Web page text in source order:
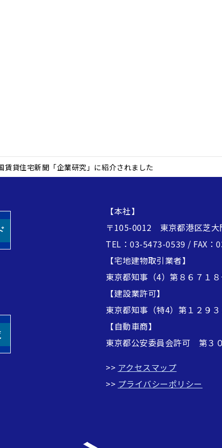
賃貸住宅新聞「企業研究」に紹介されました
【本社】
〒105-0012 東京都港区芝大
TEL：03-5473-0539 / FAX：
【宅地建物取引業者】
東京都知事（4）第８６７１
【建設業許可】
東京都知事（特4）第１２９
【自動車商】
東京都公安委員会許可 第３
>> アクセスマップ
>> プライバシーポリシー